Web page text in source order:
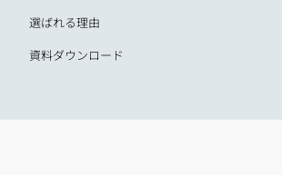
選ばれる理由
資料ダウンロード